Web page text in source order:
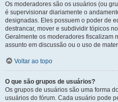
Os moderadores são os usuários (ou
é supervisionar diariamente o
designadas. Eles possuem o poder de
destrancar, mover e subdividir tópicos
Geralmente os moderadores fiscalizam
assunto em discussão ou o uso de
Voltar ao topo
O que são grupos de usuários?
Os grupos de usuários são uma forma
usuários do fórum. Cada usuário pode